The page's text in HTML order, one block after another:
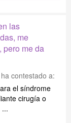
las
me
pero me da
ha contestado a:
el síndrome
cirugía o